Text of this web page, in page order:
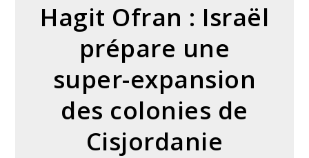
Hagit Ofran : Israël
prépare une
super-expansion
des colonies de
Cisjordanie